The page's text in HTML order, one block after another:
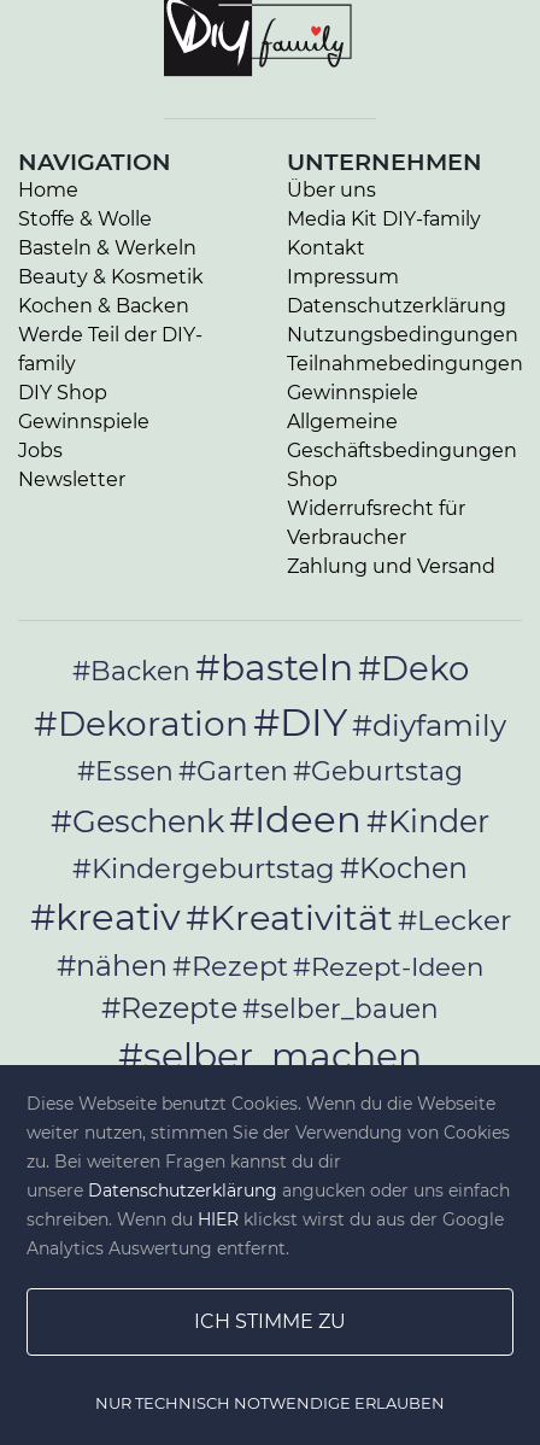
NAVIGATION
Home
Stoffe & Wolle
Basteln & Werkeln
Beauty & Kosmetik
Kochen & Backen
Werde Teil der DIY-
family
DIY Shop
Gewinnspiele
Jobs
Newsletter
UNTERNEHMEN
Über uns
Media Kit DIY-family
Kontakt
Impressum
Datenschutzerklärung
Nutzungsbedingungen
Teilnahmebedingungen
Gewinnspiele
Allgemeine
Geschäftsbedingungen
Shop
Widerrufsrecht für
Verbraucher
Zahlung und Versand
#Backen #basteln#Deko
#Dekoration #DIY#diyfamily
#Essen #Garten #Geburtstag
#Geschenk#Ideen #Kinder
#Kindergeburtstag #Kochen
#kreativ#Kreativität#Lecker
#nähen #Rezept#Rezept-Ideen
#Rezepte#selber_bauen
#selber_machen
#Selbermachen#selber_nähen
#Selfmade#Sommer
#Upcycling#Werkeln
© diy-family.com - Deine DIY-Welt
Diese Webseite benutzt Cookies. Wenn du die Webseite
weiter nutzen, stimmen Sie der Verwendung von Cookies
zu. Bei weiteren Fragen kannst du dir
unsere Datenschutzerklärung angucken oder uns einfach
schreiben. Wenn du HIER klickst wirst du aus der Google
Analytics Auswertung entfernt.
ICH STIMME ZU
NUR TECHNISCH NOTWENDIGE ERLAUBEN